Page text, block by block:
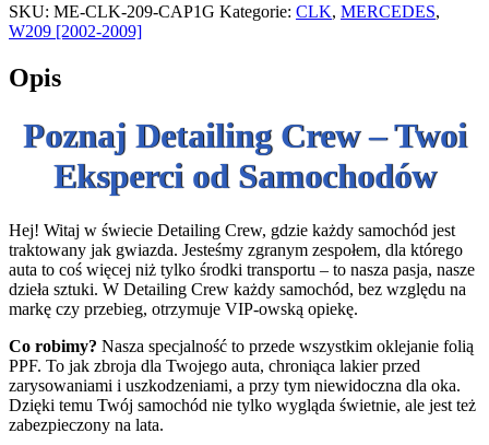
SKU: ME-CLK-209-CAP1G Kategorie: CLK, MERCEDES,
W209 [2002-2009]
Opis
Poznaj Detailing Crew – Twoi
Eksperci od Samochodów
Hej! Witaj w świecie Detailing Crew, gdzie każdy samochód jest
traktowany jak gwiazda. Jesteśmy zgranym zespołem, dla którego
auta to coś więcej niż tylko środki transportu – to nasza pasja, nasze
dzieła sztuki. W Detailing Crew każdy samochód, bez względu na
markę czy przebieg, otrzymuje VIP-owską opiekę.
Co robimy? Nasza specjalność to przede wszystkim oklejanie folią
PPF. To jak zbroja dla Twojego auta, chroniąca lakier przed
zarysowaniami i uszkodzeniami, a przy tym niewidoczna dla oka.
Dzięki temu Twój samochód nie tylko wygląda świetnie, ale jest też
zabezpieczony na lata.